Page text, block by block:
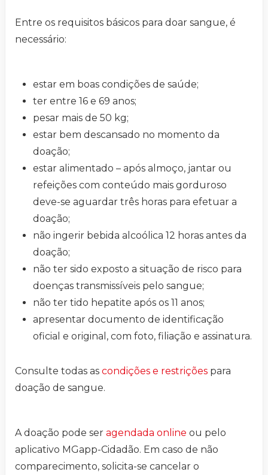
Entre os requisitos básicos para doar sangue, é
necessário:
estar em boas condições de saúde;
ter entre 16 e 69 anos;
pesar mais de 50 kg;
estar bem descansado no momento da
doação;
estar alimentado – após almoço, jantar ou
refeições com conteúdo mais gorduroso
deve-se aguardar três horas para efetuar a
doação;
não ingerir bebida alcoólica 12 horas antes da
doação;
não ter sido exposto a situação de risco para
doenças transmissíveis pelo sangue;
não ter tido hepatite após os 11 anos;
apresentar documento de identificação
oficial e original, com foto, filiação e assinatura.
Consulte todas as condições e restrições para
doação de sangue.
A doação pode ser agendada online ou pelo
aplicativo MGapp-Cidadão. Em caso de não
comparecimento, solicita-se cancelar o